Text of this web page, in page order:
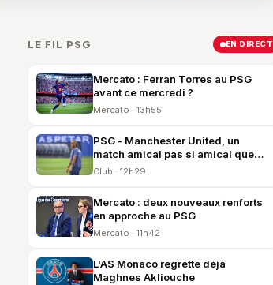
LE FIL PSG EN DIRECT
Mercato : Ferran Torres au PSG
avant ce mercredi ?
Mercato · 13h55
PSG - Manchester United, un
match amical pas si amical que
cela
Club · 12h29
Mercato : deux nouveaux renforts
en approche au PSG
Mercato · 11h42
L'AS Monaco regrette déjà
Maghnes Akliouche